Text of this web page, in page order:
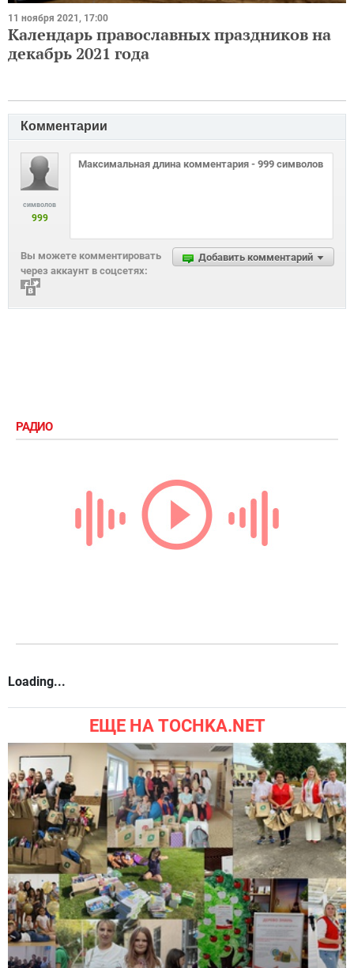
11 ноября 2021, 17:00
Календарь православных праздников на
декабрь 2021 года
Комментарии
символов
999
Добавить комментарий
Вы можете комментировать
через аккаунт в соцсетях:
РАДИО
Loading...
ЕЩЕ НА TOCHKA.NET